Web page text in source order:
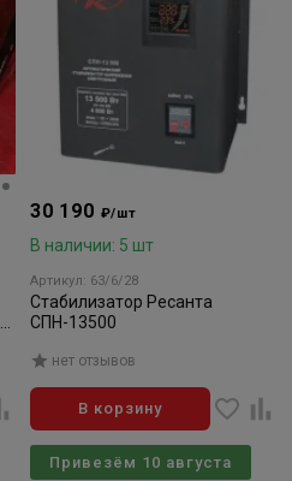
30 190 ₽/шт
В наличии: 5 шт
Артикул: 63/6/28
Стабилизатор Ресанта
СПН-13500
нет отзывов
В корзину
Привезём 10 августа